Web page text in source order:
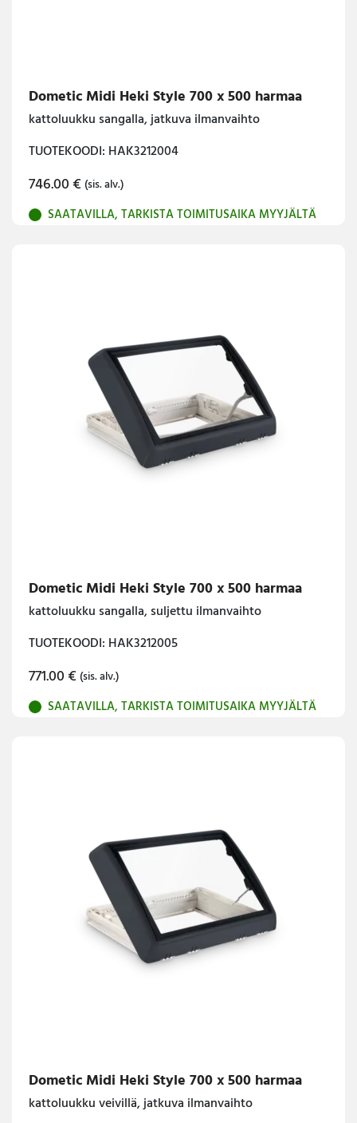
Dometic Midi Heki Style 700 x 500 harmaa
kattoluukku sangalla, jatkuva ilmanvaihto
TUOTEKOODI: HAK3212004
746.00€ (sis. alv.)
SAATAVILLA, TARKISTA TOIMITUSAIKA MYYJÄLTÄ
Dometic Midi Heki Style 700 x 500 harmaa
kattoluukku sangalla, suljettu ilmanvaihto
TUOTEKOODI: HAK3212005
771.00€ (sis. alv.)
SAATAVILLA, TARKISTA TOIMITUSAIKA MYYJÄLTÄ
Dometic Midi Heki Style 700 x 500 harmaa
kattoluukku veivillä, jatkuva ilmanvaihto